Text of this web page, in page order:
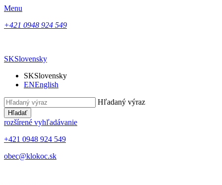
Menu
+421 0948 924 549
SKSlovensky
SKSlovensky
ENEnglish
Hľadaný výraz
Hľadať
rozšírené vyhľadávanie
+421 0948 924 549
obec@klokoc.sk